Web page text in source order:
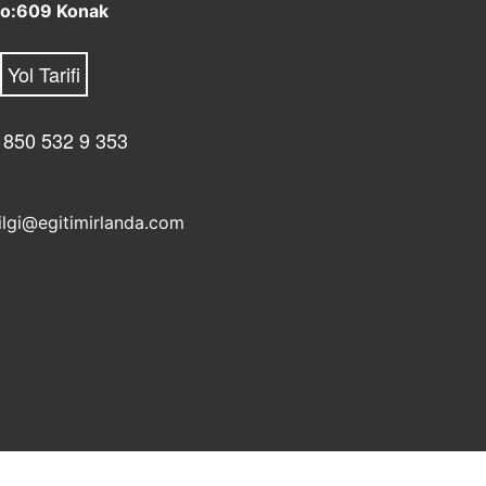
Konak
Yol Tarifi
532 9 353